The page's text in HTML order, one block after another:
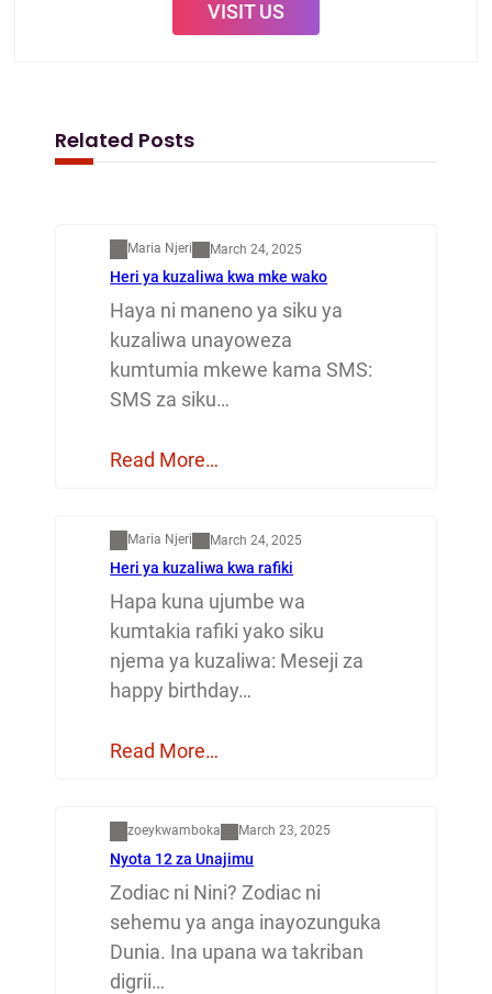
VISIT US
Related Posts
Maria Njeri March 24, 2025
Heri ya kuzaliwa kwa mke wako
Haya ni maneno ya siku ya
kuzaliwa unayoweza
kumtumia mkewe kama SMS:
SMS za siku…
Read More…
Maria Njeri March 24, 2025
Heri ya kuzaliwa kwa rafiki
Hapa kuna ujumbe wa
kumtakia rafiki yako siku
njema ya kuzaliwa: Meseji za
happy birthday…
Read More…
zoeykwamboka March 23, 2025
Nyota 12 za Unajimu
Zodiac ni Nini? Zodiac ni
sehemu ya anga inayozunguka
Dunia. Ina upana wa takriban
digrii…